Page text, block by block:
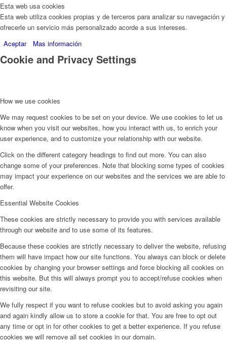
Esta web usa cookies
Esta web utiliza cookies propias y de terceros para analizar su navegación y
ofrecerle un servicio más personalizado acorde a sus intereses.
Aceptar
Mas información
Cookie and Privacy Settings
How we use cookies
We may request cookies to be set on your device. We use cookies to let us
know when you visit our websites, how you interact with us, to enrich your
user experience, and to customize your relationship with our website.
Click on the different category headings to find out more. You can also
change some of your preferences. Note that blocking some types of cookies
may impact your experience on our websites and the services we are able to
offer.
Essential Website Cookies
These cookies are strictly necessary to provide you with services available
through our website and to use some of its features.
Because these cookies are strictly necessary to deliver the website, refusing
them will have impact how our site functions. You always can block or delete
cookies by changing your browser settings and force blocking all cookies on
this website. But this will always prompt you to accept/refuse cookies when
revisiting our site.
We fully respect if you want to refuse cookies but to avoid asking you again
and again kindly allow us to store a cookie for that. You are free to opt out
any time or opt in for other cookies to get a better experience. If you refuse
cookies we will remove all set cookies in our domain.